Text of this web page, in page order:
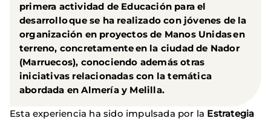
primera actividad de Educación para el
desarrollo que se ha realizado con jóvenes de la
organización en proyectos de Manos Unidas en
terreno, concretamente en la ciudad de Nador
(Marruecos), conociendo además otras
iniciativas relacionadas con la temática
abordada en Almería y Melilla.
Esta experiencia ha sido impulsada por la Estrategia